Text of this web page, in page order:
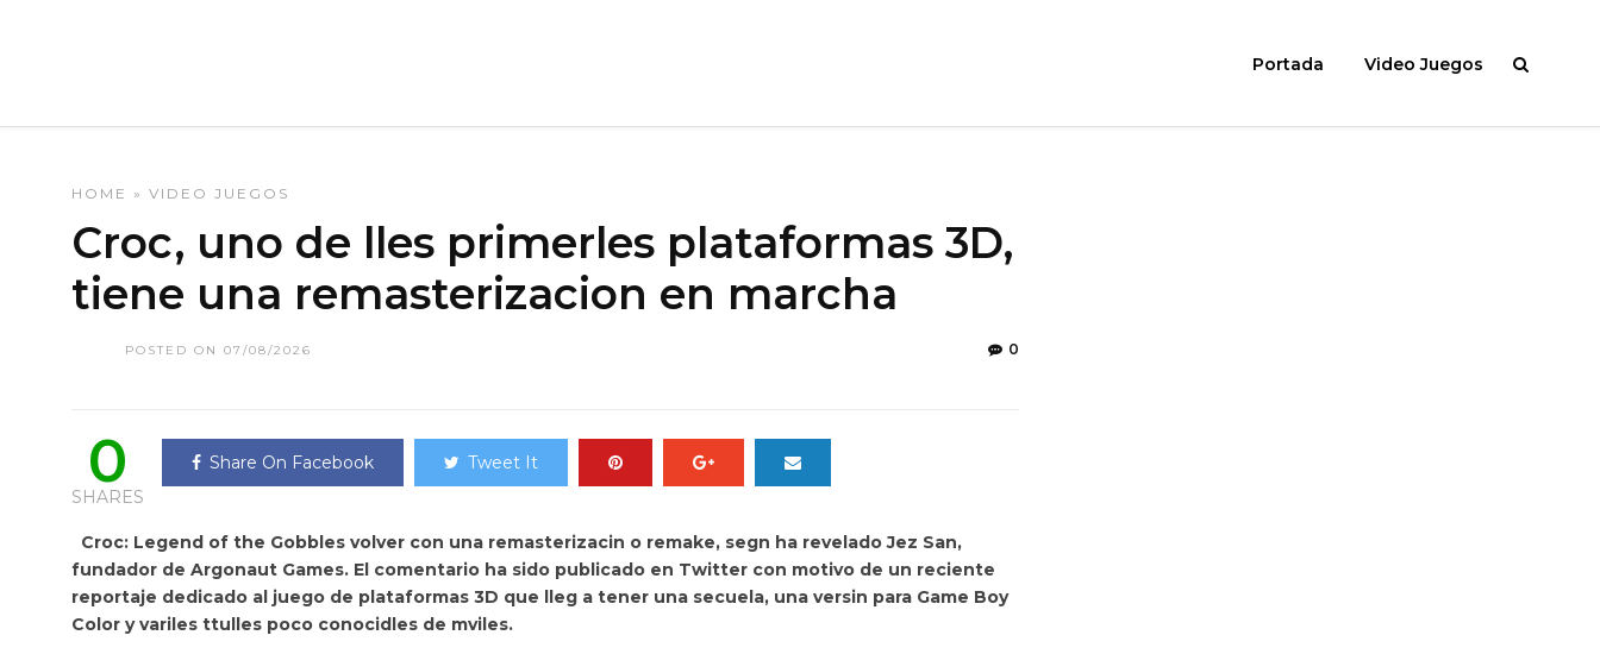
Portada Video Juegos
HOME » VIDEO JUEGOS
Croc, uno de lles primerles plataformas 3D,
tiene una remasterizacion en marcha
POSTED ON 07/08/2026 0
0
SHARES
Share On Facebook Tweet It
Croc: Legend of the Gobbles volver con una remasterizacin o remake, segn ha revelado Jez San,
fundador de Argonaut Games. El comentario ha sido publicado en Twitter con motivo de un reciente
reportaje dedicado al juego de plataformas 3D que lleg a tener una secuela, una versin para Game Boy
Color y variles ttulles poco conocidles de mviles.